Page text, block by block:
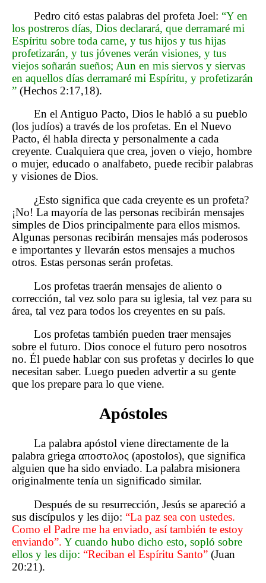
Pedro citó estas palabras del profeta Joel: “Y en
los postreros días, Dios declarará, que derramaré mi
Espíritu sobre toda carne, y tus hijos y tus hijas
profetizarán, y tus jóvenes verán visiones, y tus
viejos soñarán sueños; Aun en mis siervos y siervas
en aquellos días derramaré mi Espíritu, y profetizarán
” (Hechos 2:17,18).
En el Antiguo Pacto, Dios le habló a su pueblo
(los judíos) a través de los profetas. En el Nuevo
Pacto, él habla directa y personalmente a cada
creyente. Cualquiera que crea, joven o viejo, hombre
o mujer, educado o analfabeto, puede recibir palabras
y visiones de Dios.
¿Esto significa que cada creyente es un profeta?
¡No! La mayoría de las personas recibirán mensajes
simples de Dios principalmente para ellos mismos.
Algunas personas recibirán mensajes más poderosos
e importantes y llevarán estos mensajes a muchos
otros. Estas personas serán profetas.
Los profetas traerán mensajes de aliento o
corrección, tal vez solo para su iglesia, tal vez para su
área, tal vez para todos los creyentes en su país.
Los profetas también pueden traer mensajes
sobre el futuro. Dios conoce el futuro pero nosotros
no. Él puede hablar con sus profetas y decirles lo que
necesitan saber. Luego pueden advertir a su gente
que los prepare para lo que viene.
Apóstoles
La palabra apóstol viene directamente de la
palabra griega αποστολος (apostolos), que significa
alguien que ha sido enviado. La palabra misionera
originalmente tenía un significado similar.
Después de su resurrección, Jesús se apareció a
sus discípulos y les dijo: “La paz sea con ustedes.
Como el Padre me ha enviado, así también te estoy
enviando”. Y cuando hubo dicho esto, sopló sobre
ellos y les dijo: “Reciban el Espíritu Santo” (Juan
20:21).